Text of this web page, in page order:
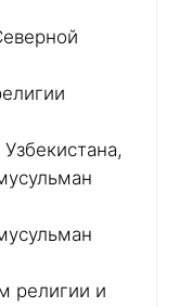
религии и